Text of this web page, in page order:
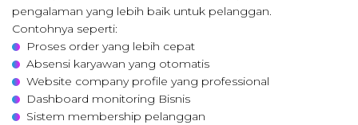
pengalaman yang lebih baik untuk pelanggan.
Contohnya seperti:
Proses order yang lebih cepat
Absensi karyawan yang otomatis
Website company profile yang professional
Dashboard monitoring Bisnis
Sistem membership pelanggan